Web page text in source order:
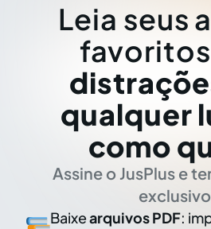
Leia seus
favoritos
qualquer
como
Assine o JusPlus e
Baixearquivos PDF: